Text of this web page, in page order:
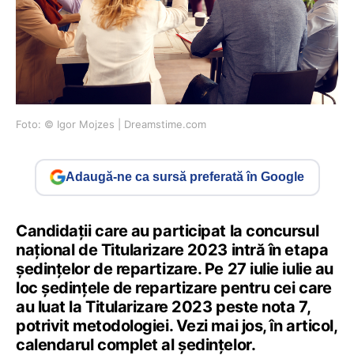
Foto: © Igor Mojzes | Dreamstime.com
Adaugă-ne ca sursă preferată în Google
Candidații care au participat la concursul
național de Titularizare 2023 intră în etapa
ședințelor de repartizare. Pe 27 iulie iulie au
loc ședințele de repartizare pentru cei care
au luat la Titularizare 2023 peste nota 7,
potrivit metodologiei. Vezi mai jos, în articol,
calendarul complet al ședințelor.